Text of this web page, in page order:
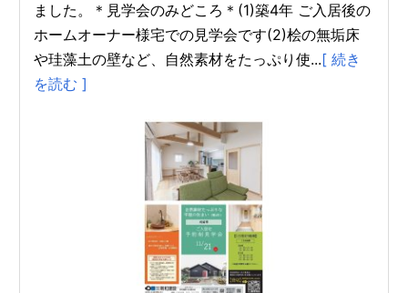
ました。＊見学会のみどころ＊(1)築4年 ご入居後の
ホームオーナー様宅での見学会です(2)桧の無垢床
や珪藻土の壁など、自然素材をたっぷり使...[ 続き
を読む ]